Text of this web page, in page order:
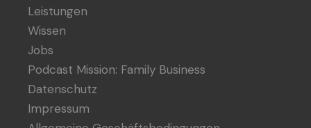
Leistungen
Wissen
Jobs
Podcast Mission: Family Business
Datenschutz
Impressum